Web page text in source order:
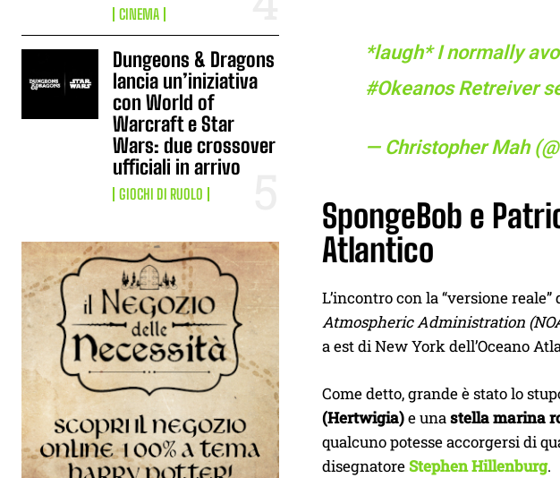
CINEMA
Dungeons & Dragons
lancia un’iniziativa
con World of
Warcraft e Star
Wars: due crossover
ufficiali in arrivo
GIOCHI DI RUOLO
*laugh* I normally
#OkeanosRetreiver
— Christopher Mah
SpongeBob e
Atlantico
L’incontro con la “versione
Atmospheric Administration
a est di New York dell’Oceano
Come detto, grande è stato lo
(Hertwigia)e unastella marina
qualcuno potesse accorgersi di
disegnatoreStephen Hillenburg.